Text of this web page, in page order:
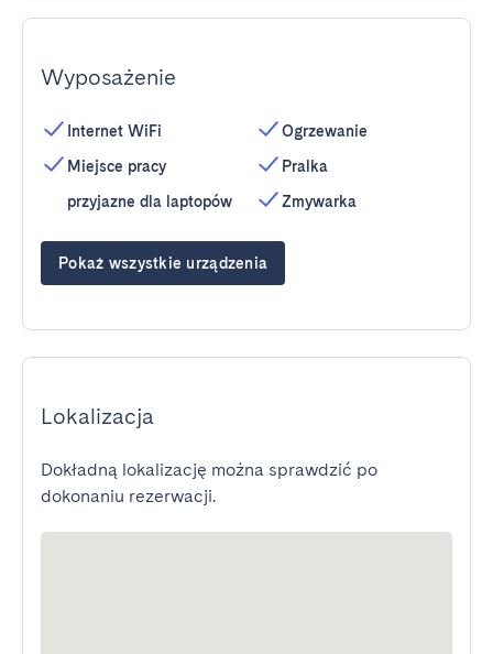
Wyposażenie
Internet WiFi
Miejsce pracy
przyjazne dla laptopów
Ogrzewanie
Pralka
Zmywarka
Pokaż wszystkie urządzenia
Lokalizacja
Dokładną lokalizację można sprawdzić po
dokonaniu rezerwacji.